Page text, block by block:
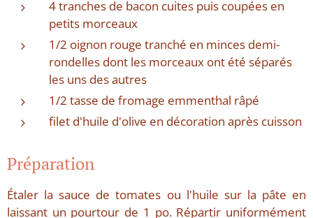
4 tranches de bacon cuites puis coupées en
petits morceaux
1/2 oignon rouge tranché en minces demi-
rondelles dont les morceaux ont été séparés
les uns des autres
1/2 tasse de fromage emmenthal râpé
filet d'huile d'olive en décoration après cuisson
Préparation
Étaler la sauce de tomates ou l'huile sur la pâte en
laissant un pourtour de 1 po. Répartir uniformément